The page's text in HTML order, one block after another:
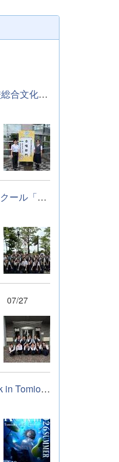
第50回全国高等学校総合文化祭「音楽部」のご報告
群馬県吹奏楽部コンクール「銀賞」受賞しました
07/27
軽音部発表会 Rock in Tomioka High school 開催します